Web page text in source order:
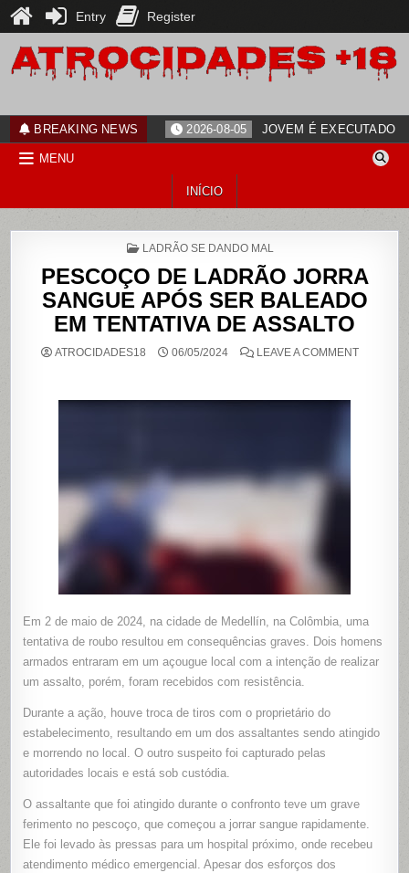
content
BREAKING NEWS 2026-08-05 JOVEM É EXECUTADO
MENU
INÍCIO
POSTED
LADRÃO SE DANDO MAL
PESCOÇO DE LADRÃO JORRA
SANGUE APÓS SER BALEADO
EM TENTATIVA DE ASSALTO
ATROCIDADES18 06/05/2024 LEAVE A COMMENTON
Em 2 de maio de 2024, na cidade de Medellín, na Colômbia, uma
tentativa de roubo resultou em consequências graves. Dois homens
armados entraram em um açougue local com a intenção de realizar
um assalto, porém, foram recebidos com resistência.
Durante a ação, houve troca de tiros com o proprietário do
estabelecimento, resultando em um dos assaltantes sendo atingido
e morrendo no local. O outro suspeito foi capturado pelas
autoridades locais e está sob custódia.
O assaltante que foi atingido durante o confronto teve um grave
ferimento no pescoço, que começou a jorrar sangue rapidamente.
Ele foi levado às pressas para um hospital próximo, onde recebeu
atendimento médico emergencial. Apesar dos esforços dos
Entry Register